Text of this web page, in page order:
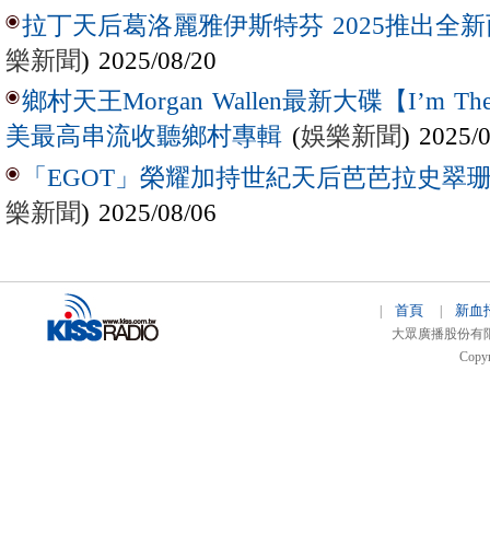
拉丁天后葛洛麗雅伊斯特芬 2025推出全新
樂新聞) 2025/08/20
鄉村天王Morgan Wallen最新大碟【I’m
美最高串流收聽鄉村專輯 (娛樂新聞) 2025/
「EGOT」榮耀加持世紀天后芭芭拉史翠
樂新聞) 2025/08/06
首頁 新血
大眾廣播股份有